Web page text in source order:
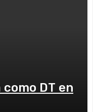
DT en